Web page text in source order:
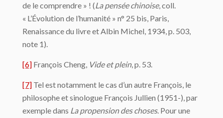
de le comprendre » ! (La pensée chinoise, coll.
« L’Évolution de l’humanité » n° 25 bis, Paris,
Renaissance du livre et Albin Michel, 1934, p. 503,
note 1).
[6] François Cheng, Vide et plein, p. 53.
[7] Tel est notamment le cas d’un autre François, le
philosophe et sinologue François Jullien (1951-), par
exemple dans La propension des choses. Pour une